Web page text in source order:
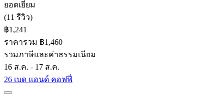
ยอดเยี่ยม
(11 รีวิว)
฿1,241
ราคารวม ฿1,460
รวมภาษีและค่าธรรมเนียม
16 ส.ค. - 17 ส.ค.
26 เบด แอนด์ คอฟฟี่